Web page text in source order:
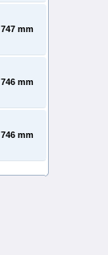
747 mm
746 mm
746 mm